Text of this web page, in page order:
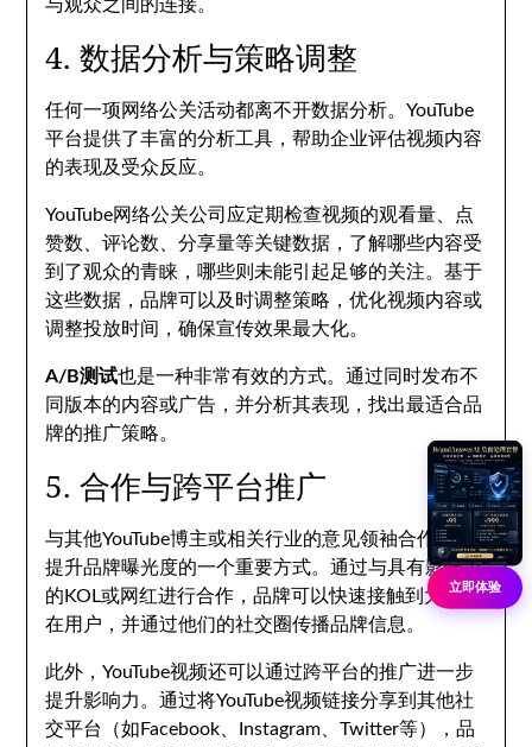
与观众之间的连接。
4. 数据分析与策略调整
任何一项网络公关活动都离不开数据分析。YouTube
平台提供了丰富的分析工具，帮助企业评估视频内容
的表现及受众反应。
YouTube网络公关公司应定期检查视频的观看量、点
赞数、评论数、分享量等关键数据，了解哪些内容受
到了观众的青睐，哪些则未能引起足够的关注。基于
这些数据，品牌可以及时调整策略，优化视频内容或
调整投放时间，确保宣传效果最大化。
A/B测试也是一种非常有效的方式。通过同时发布不
同版本的内容或广告，并分析其表现，找出最适合品
牌的推广策略。
5. 合作与跨平台推广
与其他YouTube博主或相关行业的意见领袖合作，是
提升品牌曝光度的一个重要方式。通过与具有影响力
的KOL或网红进行合作，品牌可以快速接触到大量潜
在用户，并通过他们的社交圈传播品牌信息。
此外，YouTube视频还可以通过跨平台的推广进一步
提升影响力。通过将YouTube视频链接分享到其他社
交平台（如Facebook、Instagram、Twitter等），品
立即体验